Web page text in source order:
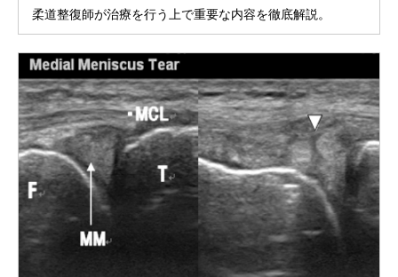
柔道整復師が治療を行う上で重要な内容を徹底解説。